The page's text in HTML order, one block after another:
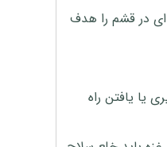
آمریکا خانه‌ای در قشم را هدف
یا یافتن راه